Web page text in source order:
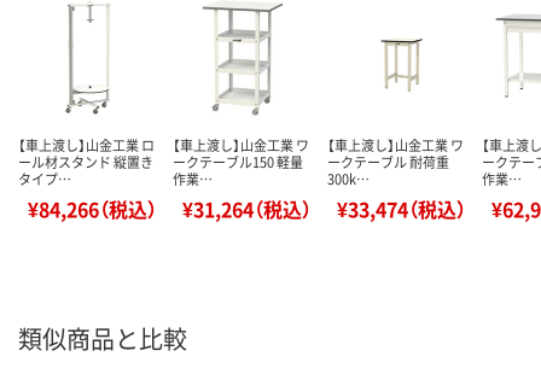
【車上渡し】山金工業 ロ
ール材スタンド 縦置き
タイプ…
¥84,266（税込）
【車上渡し】山金工業 ワ
ークテーブル150 軽量
作業…
¥31,264（税込）
【車上渡し】山金工業 ワ
ークテーブル 耐荷重
300k…
¥33,474（税込）
【車上渡
ークテー
作業…
類似商品と比較